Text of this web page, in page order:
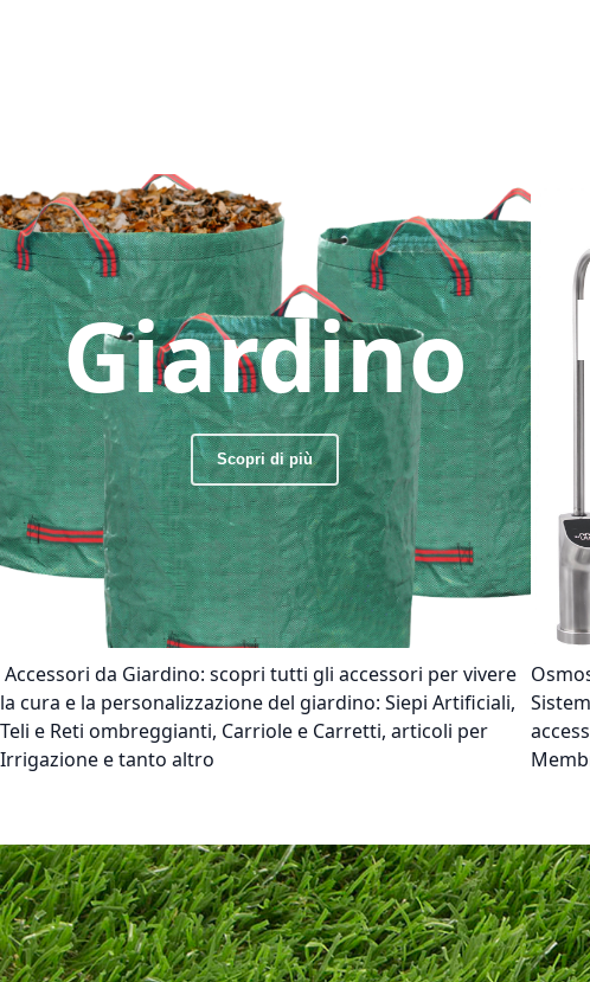
Giardino
Scopri di più
Accessori da Giardino: scopri tutti gli accessori per vivere
la cura e la personalizzazione del giardino: Siepi Artificiali,
Teli e Reti ombreggianti, Carriole e Carretti, articoli per
Irrigazione e tanto altro